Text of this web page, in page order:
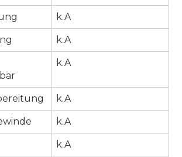
k.A
k.A
k.A
k.A
k.A
k.A